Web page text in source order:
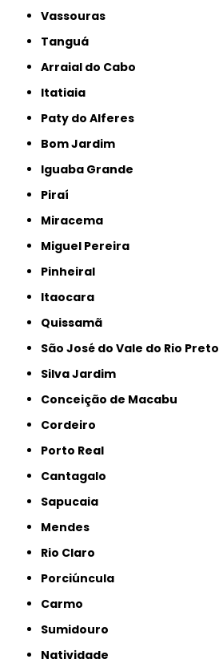
Vassouras
Tanguá
Arraial do Cabo
Itatiaia
Paty do Alferes
Bom Jardim
Iguaba Grande
Piraí
Miracema
Miguel Pereira
Pinheiral
Itaocara
Quissamã
São José do Vale do Rio Preto
Silva Jardim
Conceição de Macabu
Cordeiro
Porto Real
Cantagalo
Sapucaia
Mendes
Rio Claro
Porciúncula
Carmo
Sumidouro
Natividade